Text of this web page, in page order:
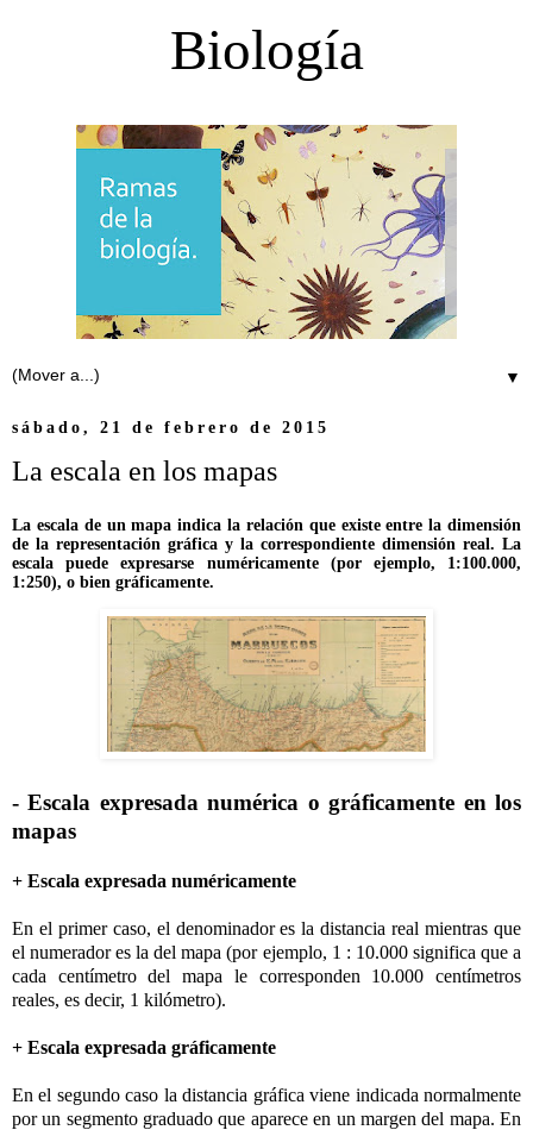
Biología
▼
sábado, 21 de febrero de 2015
La escala en los mapas
La escala de un mapa indica la relación que existe entre la dimensión
de la representación gráfica y la correspondiente dimensión real. La
escala puede expresarse numéricamente (por ejemplo, 1:100.000,
1:250), o bien gráficamente.
- Escala expresada numérica o gráficamente en los
mapas
+ Escala expresada numéricamente
En el primer caso, el denominador es la distancia real mientras que
el numerador es la del mapa (por ejemplo, 1 : 10.000 significa que a
cada centímetro del mapa le corresponden 10.000 centímetros
reales, es decir, 1 kilómetro).
+ Escala expresada gráficamente
En el segundo caso la distancia gráfica viene indicada normalmente
por un segmento graduado que aparece en un margen del mapa. En